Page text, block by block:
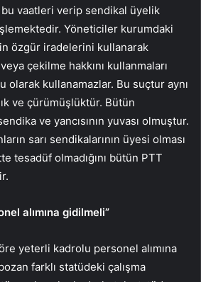
vaatleri verip sendikal üyelik
Yöneticiler kurumdaki
özgür iradelerini kullanarak
çekilme hakkını kullanmaları
olarak kullanamazlar. Bu suçtur aynı
ve çürümüşlüktür. Bütün
ve yancısının yuvası olmuştur.
sarı sendikalarının üyesi olması
tesadüf olmadığını bütün PTT
alımına gidilmeli”
yeterli kadrolu personel alımına
farklı statüdeki çalışma